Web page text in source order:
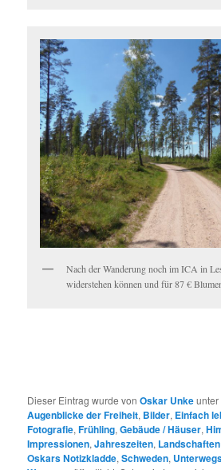
Nach der Wanderung noch im ICA in
widerstehen können und für 87 €
Dieser Eintrag wurde vonOskar Unkeunter
Augenblicke der Freiheit, Bilder, Einfach
Fotografie,Frühling,Gebäude / Häuser,
Impressionen,Jahreszeiten, Landschaften
Oskars Notizkladde,Schweden,